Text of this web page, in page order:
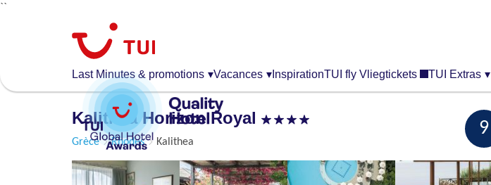
``
Last Minutes & promotions ▾Vacances ▾ InspirationTUI fly Vliegtickets TUI Extras ▾
Kalithea Horizon Royal
Grèce Rhodes Kalithea
9